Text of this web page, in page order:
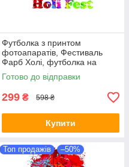
Футболка з принтом
фотоапаратів, Фестиваль
Фарб Холі, футболка на
Фестиваль Фарб,
Рекомендується на Holi Fest!
Готово до відправки
299 ₴ 598 ₴
Купити
Топ продажів –50%